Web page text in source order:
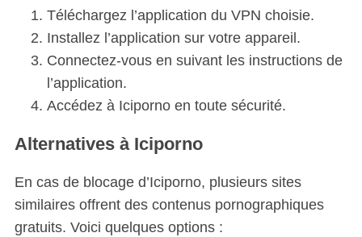
Téléchargez l’application du VPN choisie.
Installez l’application sur votre appareil.
Connectez-vous en suivant les instructions de
l’application.
Accédez à Iciporno en toute sécurité.
Alternatives à Iciporno
En cas de blocage d’Iciporno, plusieurs sites
similaires offrent des contenus pornographiques
gratuits. Voici quelques options :